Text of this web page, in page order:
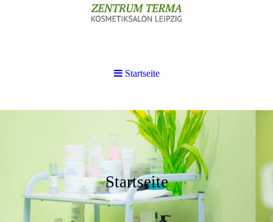
Startseite
Startseite